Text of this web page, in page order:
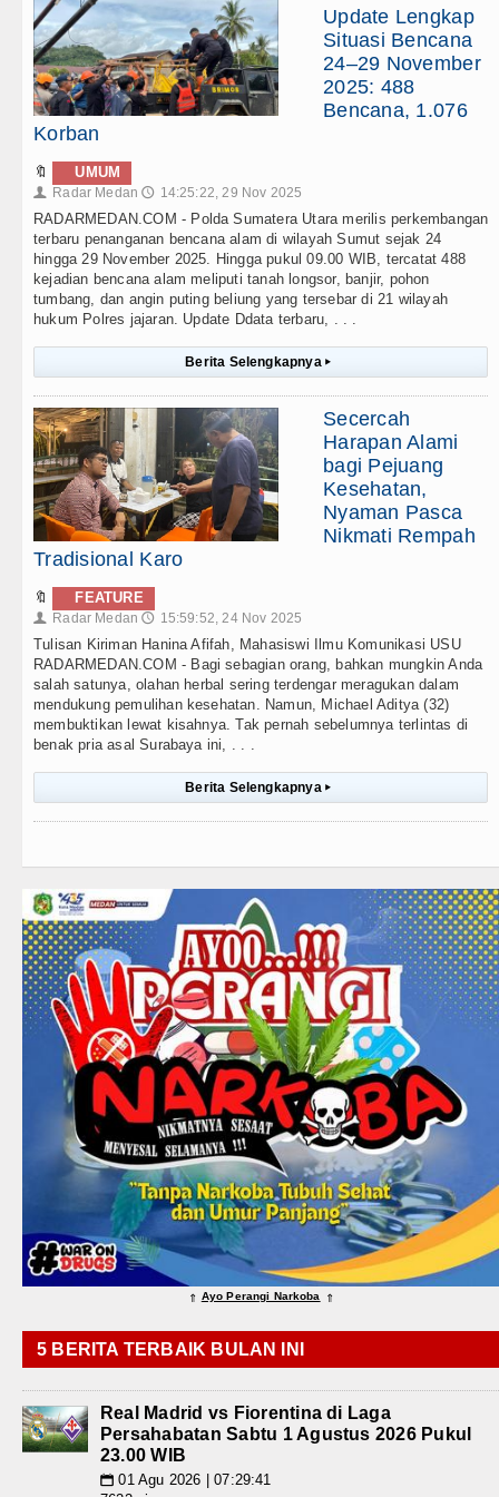
Update Lengkap
Situasi Bencana
24–29 November
2025: 488
Bencana, 1.076
Korban
🔖 UMUM
👤 Radar Medan 🕔 14:25:22, 29 Nov 2025
RADARMEDAN.COM - Polda Sumatera Utara merilis perkembangan
terbaru penanganan bencana alam di wilayah Sumut sejak 24
hingga 29 November 2025. Hingga pukul 09.00 WIB, tercatat 488
kejadian bencana alam meliputi tanah longsor, banjir, pohon
tumbang, dan angin puting beliung yang tersebar di 21 wilayah
hukum Polres jajaran. Update Ddata terbaru, . . .
Berita Selengkapnya ▸
Secercah
Harapan Alami
bagi Pejuang
Kesehatan,
Nyaman Pasca
Nikmati Rempah
Tradisional Karo
🔖 FEATURE
👤 Radar Medan 🕔 15:59:52, 24 Nov 2025
Tulisan Kiriman Hanina Afifah, Mahasiswi Ilmu Komunikasi USU
RADARMEDAN.COM - Bagi sebagian orang, bahkan mungkin Anda
salah satunya, olahan herbal sering terdengar meragukan dalam
mendukung pemulihan kesehatan. Namun, Michael Aditya (32)
membuktikan lewat kisahnya. Tak pernah sebelumnya terlintas di
benak pria asal Surabaya ini, . . .
Berita Selengkapnya ▸
⇑ Ayo Perangi Narkoba ⇑
5 BERITA TERBAIK BULAN INI
Real Madrid vs Fiorentina di Laga
Persahabatan Sabtu 1 Agustus 2026 Pukul
23.00 WIB
📅 01 Agu 2026 | 07:29:41